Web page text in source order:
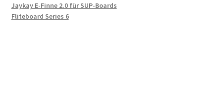
Jaykay E-Finne 2.0 für SUP-Boards
Fliteboard Series 6